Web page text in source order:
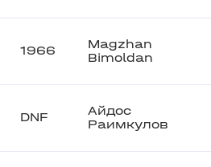
1966
Magzhan
Bimoldan
DNF
Айдос
Раимкулов